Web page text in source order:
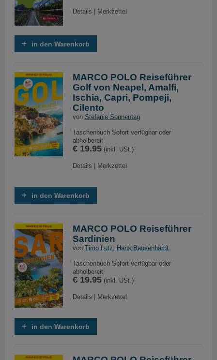
Details Merkzettel
in den Warenkorb
MARCO POLO Reiseführer
Golf von Neapel, Amalfi,
Ischia, Capri, Pompeji,
Cilento
von Stefanie Sonnentag
Taschenbuch Sofort verfügbar oder
abholbereit
€ 19.95 (inkl. USt.)
Details Merkzettel
in den Warenkorb
MARCO POLO Reiseführer
Sardinien
von Timo Lutz; Hans Bausenhardt
Taschenbuch Sofort verfügbar oder
abholbereit
€ 19.95 (inkl. USt.)
Details Merkzettel
in den Warenkorb